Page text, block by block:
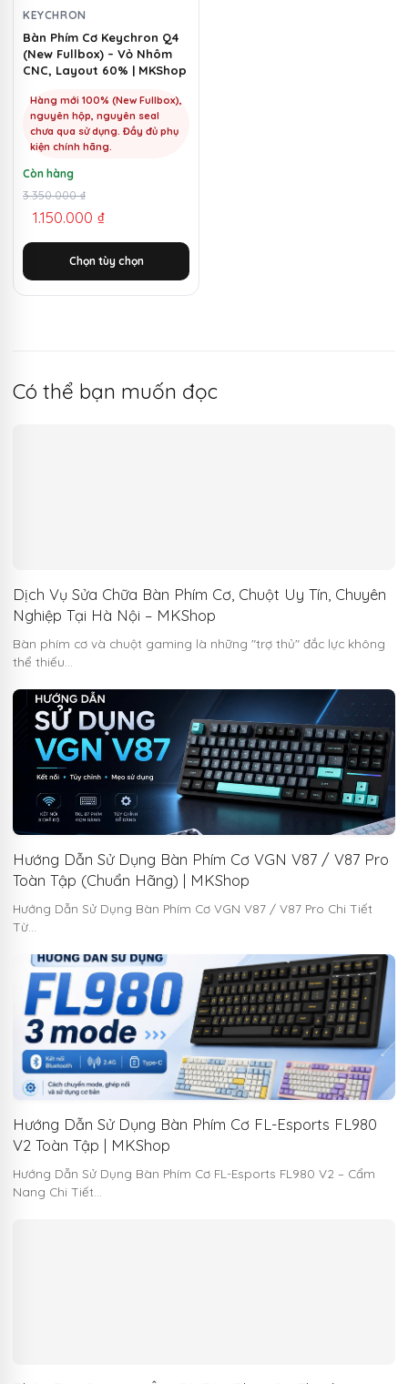
KEYCHRON
Bàn Phím Cơ Keychron Q4
(New Fullbox) – Vỏ Nhôm
CNC, Layout 60% | MKShop
Hàng mới 100% (New Fullbox),
nguyên hộp, nguyên seal
chưa qua sử dụng. Đầy đủ phụ
kiện chính hãng.
Còn hàng
3.350.000₫
Giá
gốc
là:
3.350.000 ₫.
1.150.000 ₫
Giá
hiện
tại
là:
1.150.000 ₫.
Chọn tùy chọn
chọn
có
thể
được
chọn
trên
trang
sản
phẩm
Có thể bạn muốn đọc
Dịch Vụ Sửa Chữa Bàn Phím Cơ, Chuột Uy Tín, Chuyên
Nghiệp Tại Hà Nội – MKShop
Bàn phím cơ và chuột gaming là những "trợ thủ" đắc lực không
thể thiếu…
Hướng Dẫn Sử Dụng Bàn Phím Cơ VGN V87 / V87 Pro
Toàn Tập (Chuẩn Hãng) | MKShop
Hướng Dẫn Sử Dụng Bàn Phím Cơ VGN V87 / V87 Pro Chi Tiết
Từ…
Hướng Dẫn Sử Dụng Bàn Phím Cơ FL-Esports FL980
V2 Toàn Tập | MKShop
Hướng Dẫn Sử Dụng Bàn Phím Cơ FL-Esports FL980 V2 – Cẩm
Nang Chi Tiết…